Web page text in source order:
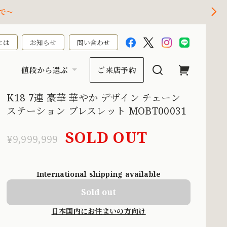
～
は お知らせ 問い合わせ
値段から選ぶ ご来店予約
K18 7連 豪華 華やか デザイン チェーン
ステーション ブレスレット MOBT00031
¥9,999,999 SOLD OUT
International shipping available
Sold out
日本国内にお住まいの方向け